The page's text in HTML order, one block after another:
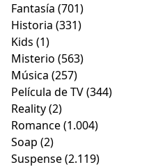
Fantasía (701)
Historia (331)
Kids (1)
Misterio (563)
Música (257)
Película de TV(344)
Reality(2)
Romance(1.004)
Soap (2)
Suspense(2.119)